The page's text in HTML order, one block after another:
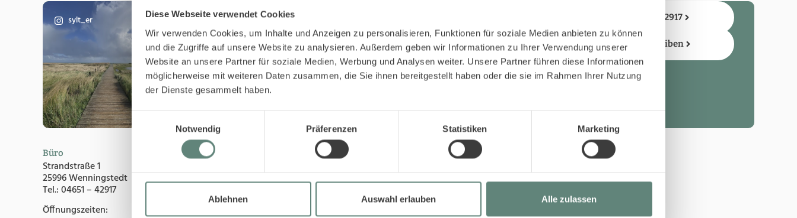
Diese Webseite verwendet Cookies
Wir verwenden Cookies, um Inhalte und Anzeigen zu personalisieren, Funktionen für soziale Medien anbieten zu können
und die Zugriffe auf unsere Website zu analysieren. Außerdem geben wir Informationen zu Ihrer Verwendung unserer
Website an unsere Partner für soziale Medien, Werbung und Analysen weiter. Unsere Partner führen diese Informationen
möglicherweise mit weiteren Daten zusammen, die Sie ihnen bereitgestellt haben oder die sie im Rahmen Ihrer Nutzung
der Dienste gesammelt haben.
Notwendig
Präferenzen Statistiken Marketing
Ablehnen Auswahl erlauben Alle zulassen
sylt_er IHR KONTAKT ZU SYLT
Unser Team ist persönlich für Sie da und berät bei der Suche nach Ihrem Feriendomizil,
beantwortet Fragen rund um Ihren Sylt-Aufenthalt und freut sich über Ihre Wünsche und
Anregungen.
Telefon 04651 42917
Nachricht schreiben
Büro
Strandstraße 1
25996 Wenningstedt
Tel.: 04651 – 42917
Öffnungszeiten:
Eigentümer & Gäste
Eigentümerservice
Eigentümer-Login
Service
Häufige Fragen
Mietbedingungen